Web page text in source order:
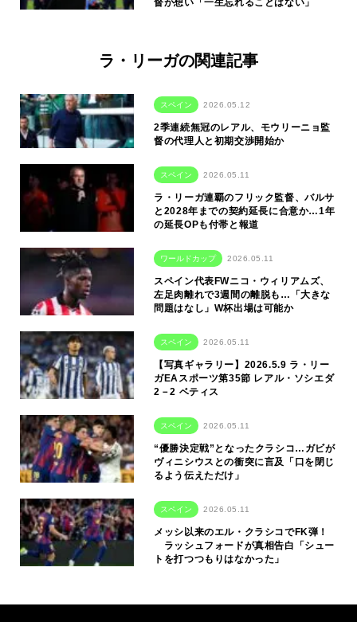
督が想い「一生忘れることはない」
ラ・リーガの関連記事
スペイン 2026.05.12
2季連続無冠のレアル、モウリーニョ監
督の代理人と初期交渉開始か
スペイン 2026.05.11
ラ・リーガ連覇のフリック監督、バルサ
と2028年までの契約延長に合意か…1年
の延長OPも付帯と報道
ワールドカップ 2026.05.11
スペイン代表FWニコ・ウィリアムズ、
左足肉離れで3週間の離脱も…「大きな
問題はなし」W杯出場は可能か
スペイン 2026.05.11
【写真ギャラリー】2026.5.9 ラ・リー
ガEAスポーツ第35節 レアル・ソシエダ
2－2 ベティス
スペイン 2026.05.11
“優勝決定戦”となったクラシコ…ガビが
ヴィニシウスとの衝突に言及「口を閉じ
るよう伝えただけ」
スペイン 2026.05.11
メッシ以来のエル・クラシコでFK弾！
ラッシュフォードが真相告白「シュー
トを打つつもりはなかった」